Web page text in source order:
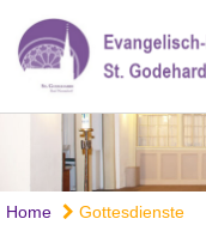
Home Gottesdienste